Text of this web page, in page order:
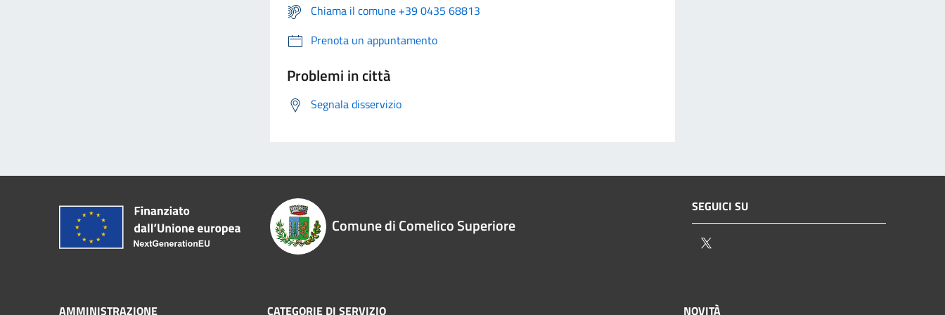
Chiama il comune +39 0435 68813
Prenota un appuntamento
Problemi in città
Segnala disservizio
Comune di Comelico Superiore
SEGUICI SU
AMMINISTRAZIONE CATEGORIE DI SERVIZIO NOVITÀ